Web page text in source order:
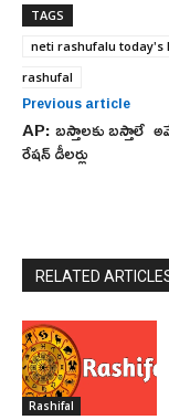
TAGS
neti rashufalu today's
rashufal
Previous article
AP: బస్తాలకు బస్తాలే
రేషన్ డీలర్లు
RELATED
Rashifal